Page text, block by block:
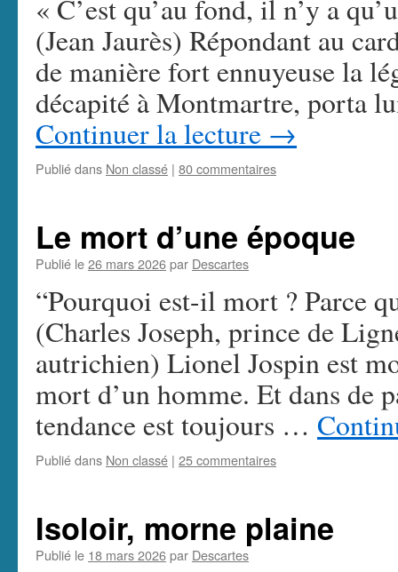
« C’est qu’au fond, il n’y a
(Jean Jaurès) Répondant au
de manière fort ennuyeuse la
décapité à Montmartre, porta
Continuer la lecture →
Publié dans Non classé | 80 commentaires
Le mort d’une époque
Publié le26 mars 2026par Descartes
“Pourquoi est-il mort ? Parce
(Charles Joseph, prince de
autrichien) Lionel Jospin est
mort d’un homme. Et dans de
tendance est toujours …
Publié dans Non classé | 25 commentaires
Isoloir, morne plaine
Publié le 18 mars 2026par Descartes